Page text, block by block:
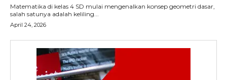
Matematika di kelas 4 SD mulai mengenalkan konsep geometri dasar,
salah satunya adalah keliling...
April 24, 2026